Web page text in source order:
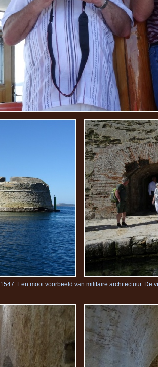
1547. Een mooi voorbeeld van militaire architectuur. De